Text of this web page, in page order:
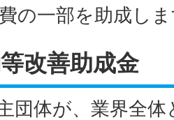
の一部を助成し
改善助成金
団体が、業界全